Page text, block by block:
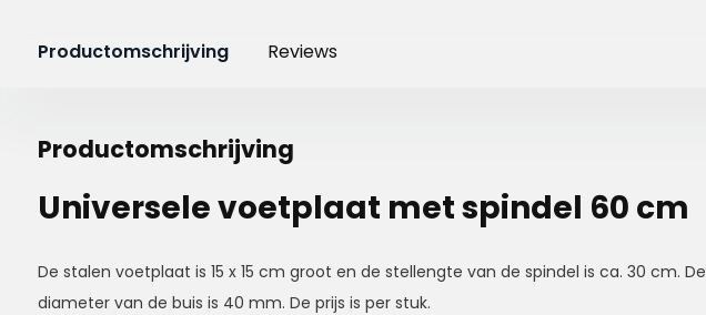
Productomschrijving Reviews
Productomschrijving
Universele voetplaat met spindel 60 cm
De stalen voetplaat is 15 x 15 cm groot en de stellengte van de spindel is ca. 30 cm. De
diameter van de buis is 40 mm. De prijs is per stuk.